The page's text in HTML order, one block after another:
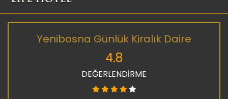
Yenibosna Günlük Kiralık Daire
4.8
DEĞERLENDİRME